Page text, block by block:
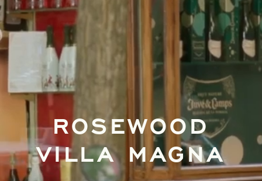
ROSEWOOD
VILLA MAGNA